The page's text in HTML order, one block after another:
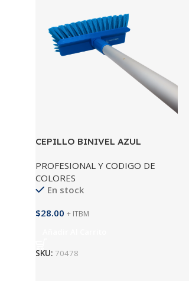
CEPILLO BINIVEL AZUL
PROFESIONAL Y CODIGO DE
COLORES
En stock
$28.00 + ITBM
SKU: 70478